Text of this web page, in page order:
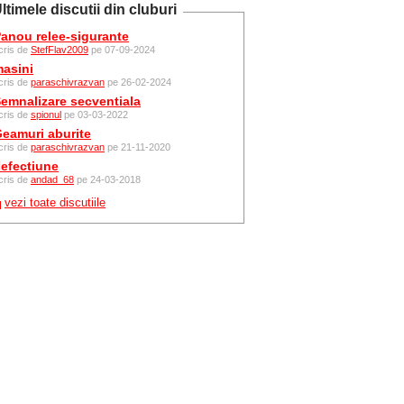
discutii din cluburi
relee-sigurante
de StefFlav2009 pe 07-09-2024
de paraschivrazvan pe 26-02-2024
secventiala
de spionul pe 03-03-2022
aburite
de paraschivrazvan pe 21-11-2020
de andad_68 pe 24-03-2018
vezi toate discutiile